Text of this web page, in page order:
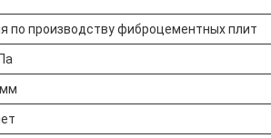
по производству фиброцементных плит